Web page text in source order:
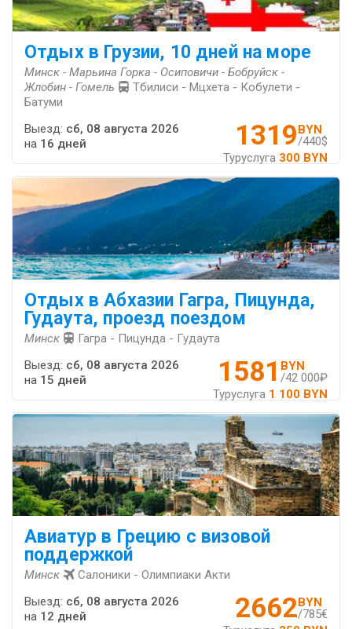
Отдых в Грузии, 10 дней на море
Минск - Марьина Горка - Осиповичи - Бобруйск -
Жлобин - Гомель
Тбилиси - Мцхета - Кобулети -
Батуми
1319BYN
/440$
Туруслуга 300 BYN
Выезд: сб, 08 августа 2026
на 16 дней
Отдых в Абхазии Гагра, Пицунда,
Гудаута, проезд поездом
Минск Гагра - Пицунда - Гудаута
1581 BYN
/42 000₽
Туруслуга 1 100 BYN
Выезд: сб, 08 августа 2026
на 15 дней
Авиатур в Грецию с визовой
поддержкой
Минск Салоники - Олимпиаки Акти
2662BYN
/785€
Выезд: сб, 08 августа 2026
на 12 дней